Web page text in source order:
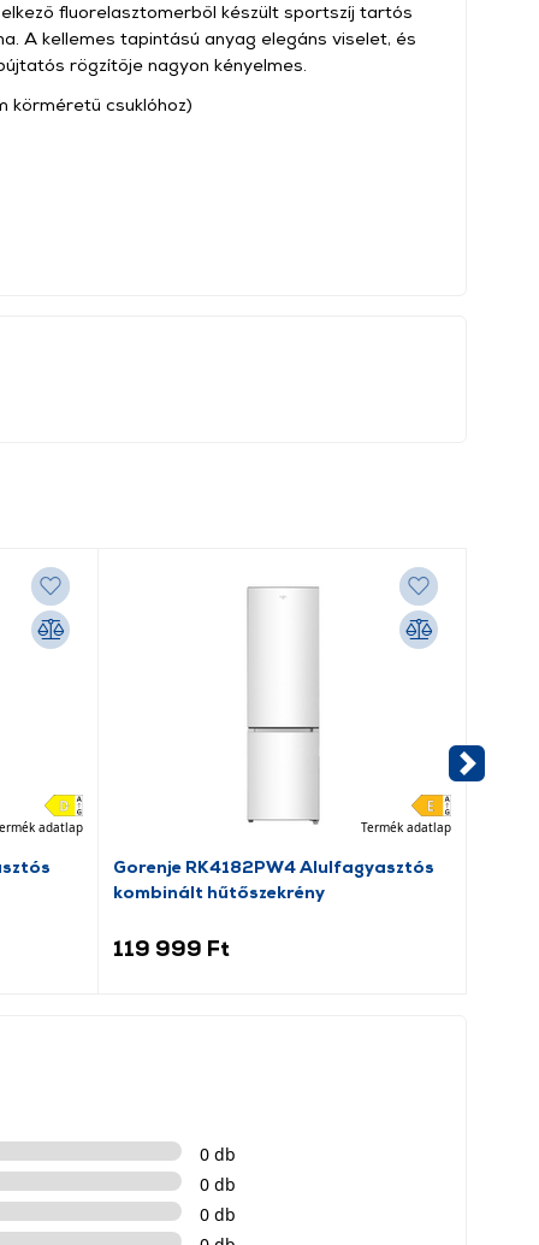
fluorelasztomerből készült sportszíj tartós
A kellemes tapintású anyag elegáns viselet, és
rögzítője nagyon kényelmes.
körméretű csuklóhoz)
adatlap Termék adatlap
Gorenje RK4182PW4 Alulfagyasztós
kombinált hűtőszekrény
119 999 Ft
0 db
0 db
0 db